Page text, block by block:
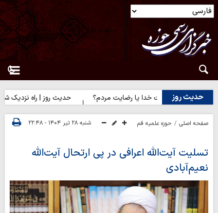
حدیث روز
روز | رضایت خدا یا رضایت مردم؟ حدیث روز | راه نزدیک شدن
صفحه اصلی حوزه علمیه قم شنبه ۲۸ تیر ۱۴۰۴ - ۲۲:۴۸
تسلیت آیت‌الله اعرافی در پی ارتحال آیت‌الله
نعیم‌آبادی